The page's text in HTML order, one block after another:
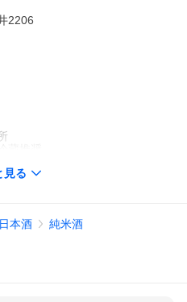
2206
ので、ご了承ください。
見る
日本酒 純米酒